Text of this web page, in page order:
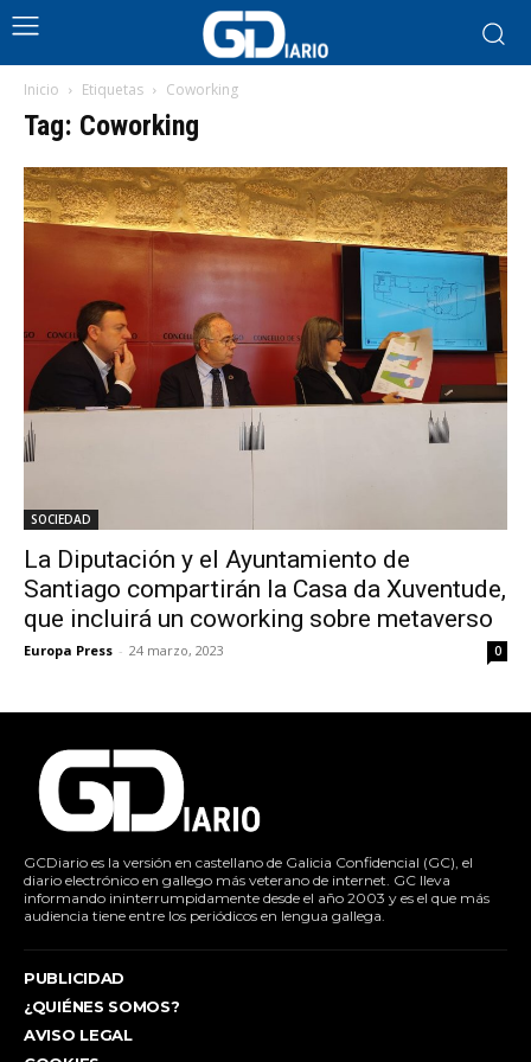
Inicio Etiquetas Coworking
Tag: Coworking
SOCIEDAD
La Diputación y el Ayuntamiento de
Santiago compartirán la Casa da Xuventude,
que incluirá un coworking sobre metaverso
Europa Press - 24 marzo, 2023 0
GCDiario es la versión en castellano de Galicia Confidencial (GC), el
diario electrónico en gallego más veterano de internet. GC lleva
informando ininterrumpidamente desde el año 2003 y es el que más
audiencia tiene entre los periódicos en lengua gallega.
PUBLICIDAD
¿QUIÉNES SOMOS?
AVISO LEGAL